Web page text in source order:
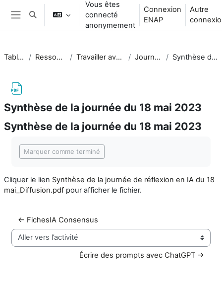
Passer au contenu principal
Panneau latéral
Activer/désactiver la saisie de recherche
Vous êtes
connecté
anonymement
Connexion
ENAP
Autre
Tableau de bord Ressources_enseignement Travailler avec l'intelligence artificielle (IA) Journée du 18 mai 2023 Synthèse de la journée du 18 mai 2023
Synthèse de la journée du 18 mai 2023
Synthèse de la journée du 18 mai 2023
Marquer comme terminé
Cliquer le lien Synthèse de la journée de réflexion en IA du 18
mai_Diffusion.pdf pour afficher le fichier.
← FichesIA Consensus
Aller vers l’activité
Écrire des prompts avec ChatGPT →